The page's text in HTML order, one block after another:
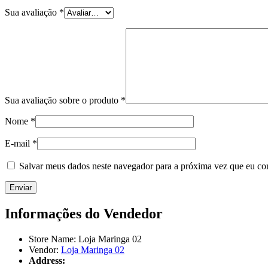
Sua avaliação *
Sua avaliação sobre o produto *
Nome *
E-mail *
Salvar meus dados neste navegador para a próxima vez que eu
Informações do Vendedor
Store Name: Loja Maringa 02
Vendor: Loja Maringa 02
Address: